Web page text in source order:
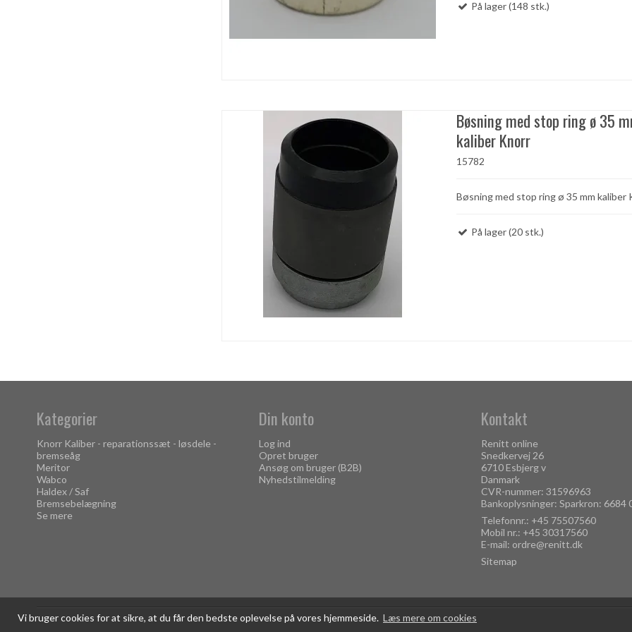
Vi bruger cookies for at sikre, at du får den bedste oplevelse på vores hjemmeside. Læs mere om cookies
På lager (148 stk.)
Bøsning med stop ring ø 35
kaliber Knorr
15782
Bøsning med stop ring ø 35 mm kaliber
På lager (20 stk.)
Kategorier
Knorr Kaliber - reparationssæt - løsdele -
bremseåg
Meritor
Wabco
Haldex / Saf
Bremsebelægning
Se mere
Din konto
Log ind
Opret bruger
Ansøg om bruger (B2B)
Nyhedstilmelding
Kontakt
Renitt online
Snedkervej 26
6710 Esbjerg v
Danmark
CVR-nummer: 31596963
Bankoplysninger: Sparkron: 6684
Telefonnr.: +45 75507560
Mobil nr.: +45 30317560
E-mail: ordre@renitt.dk
Sitemap